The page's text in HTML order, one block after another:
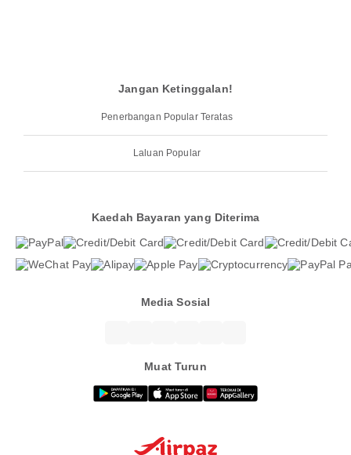
Jangan Ketinggalan!
Penerbangan Popular Teratas
Laluan Popular
Kaedah Bayaran yang Diterima
Media Sosial
Muat Turun